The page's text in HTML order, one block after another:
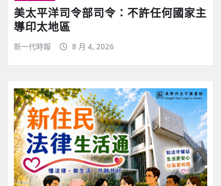
美太平洋司令部司令：不許任何國家主
導印太地區
新一代時報 8 月 4, 2026